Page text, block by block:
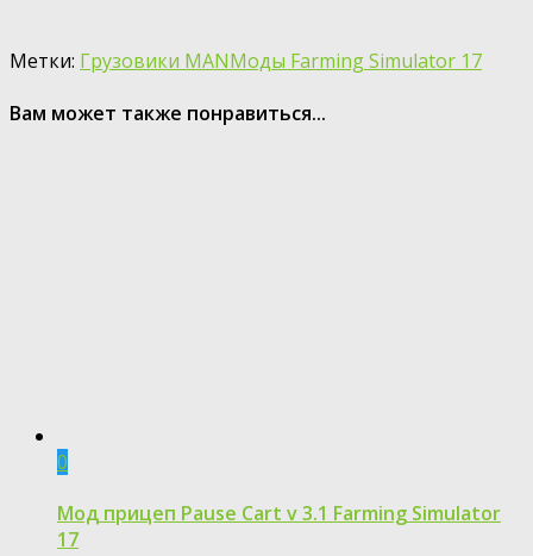
Метки: Грузовики MANМоды Farming Simulator 17
Вам может также понравиться...
0
Мод прицеп Pause Cart v 3.1 Farming Simulator
17